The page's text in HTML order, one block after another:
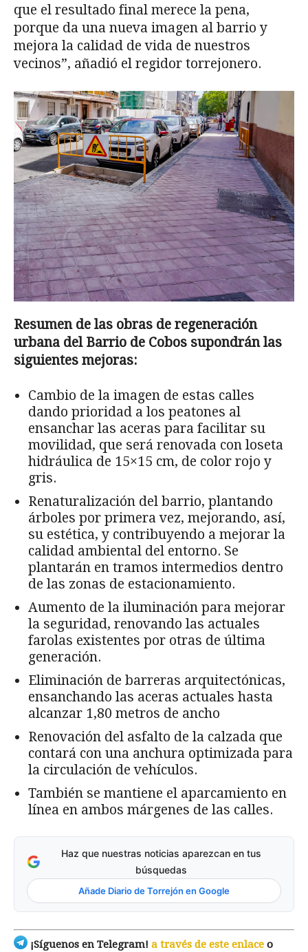
que el resultado final merece la pena,
porque da una nueva imagen al barrio y
mejora la calidad de vida de nuestros
vecinos”, añadió el regidor torrejonero.
Resumen de las obras de regeneración
urbana del Barrio de Cobos supondrán las
siguientes mejoras:
Cambio de la imagen de estas calles
dando prioridad a los peatones al
ensanchar las aceras para facilitar su
movilidad, que será renovada con loseta
hidráulica de 15×15 cm, de color rojo y
gris.
Renaturalización del barrio, plantando
árboles por primera vez, mejorando, así,
su estética, y contribuyendo a mejorar la
calidad ambiental del entorno. Se
plantarán en tramos intermedios dentro
de las zonas de estacionamiento.
Aumento de la iluminación para mejorar
la seguridad, renovando las actuales
farolas existentes por otras de última
generación.
Eliminación de barreras arquitectónicas,
ensanchando las aceras actuales hasta
alcanzar 1,80 metros de ancho
Renovación del asfalto de la calzada que
contará con una anchura optimizada para
la circulación de vehículos.
También se mantiene el aparcamiento en
línea en ambos márgenes de las calles.
Haz que nuestras noticias aparezcan en tus
búsquedas
Añade Diario de Torrejón en Google
¡Síguenos en Telegram! a través de este enlace o